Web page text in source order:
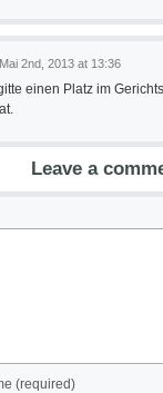
Mai 2nd, 2013 at 13:36
einen Platz im
Leave a
(required)